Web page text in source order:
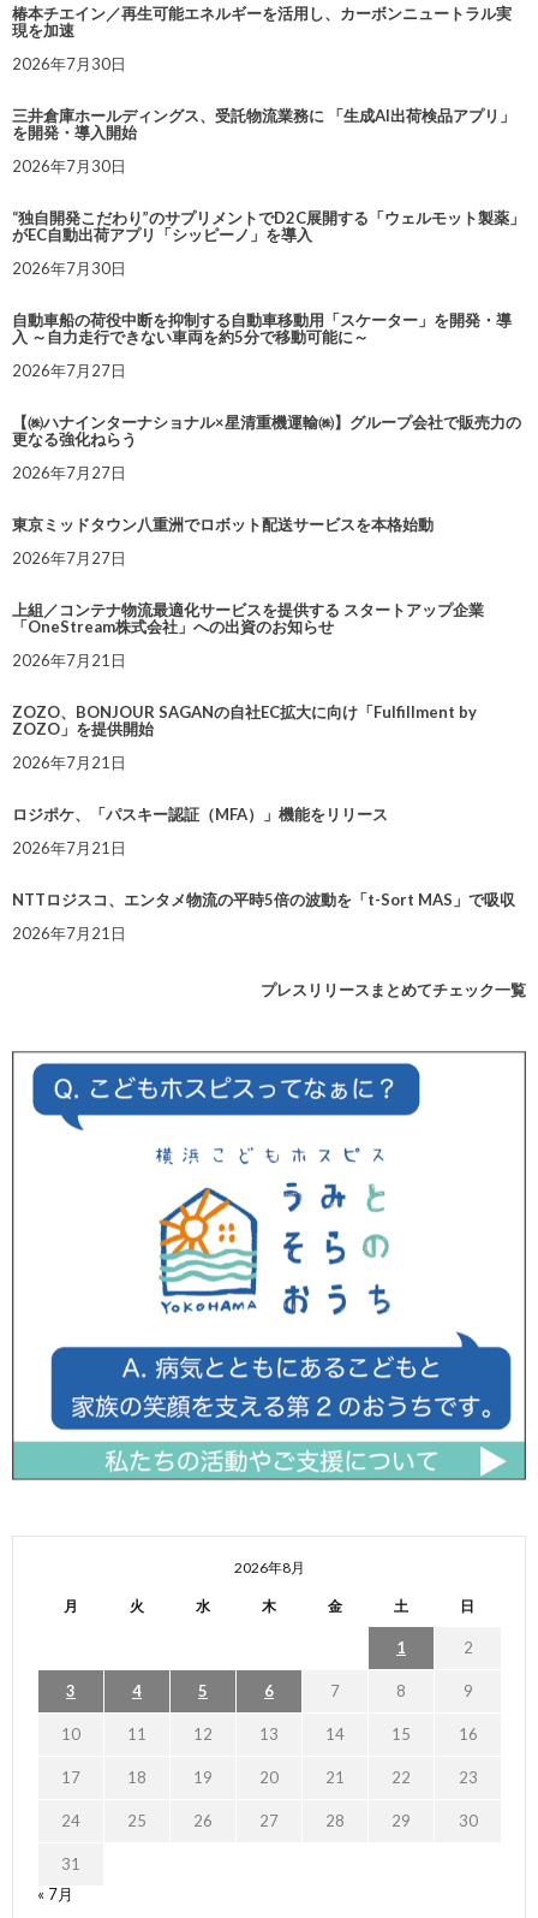
椿本チエイン／再生可能エネルギーを活用し、カーボンニュートラル実
現を加速
2026年7月30日
三井倉庫ホールディングス、受託物流業務に 「生成AI出荷検品アプリ」
を開発・導入開始
2026年7月30日
“独自開発こだわり”のサプリメントでD2C展開する「ウェルモット製薬」
がEC自動出荷アプリ「シッピーノ」を導入
2026年7月30日
自動車船の荷役中断を抑制する自動車移動用「スケーター」を開発・導
入 ～自力走行できない車両を約5分で移動可能に～
2026年7月27日
【㈱ハナインターナショナル×星清重機運輸㈱】グループ会社で販売力の
更なる強化ねらう
2026年7月27日
東京ミッドタウン八重洲でロボット配送サービスを本格始動
2026年7月27日
上組／コンテナ物流最適化サービスを提供する スタートアップ企業
「OneStream株式会社」への出資のお知らせ
2026年7月21日
ZOZO、BONJOUR SAGANの自社EC拡大に向け「Fulfillment by
ZOZO」を提供開始
2026年7月21日
ロジポケ、「パスキー認証（MFA）」機能をリリース
2026年7月21日
NTTロジスコ、エンタメ物流の平時5倍の波動を「t-Sort MAS」で吸収
2026年7月21日
プレスリリースまとめてチェック一覧
2026年8月
月 火 水 木 金 土 日
1 2
3 4 5 6 7 8 9
10 11 12 13 14 15 16
17 18 19 20 21 22 23
24 25 26 27 28 29 30
31
« 7月